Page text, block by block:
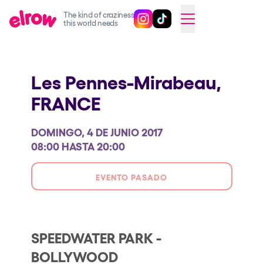
The kind of craziness
this world needs
Sigue @elrowofficial en
Sigue @elrowofficial en
SWITCH TO ENGLISH
elrow Ibiza x [UNVRS] 2026
elrow Town 2026
Snowrow Festival 2026
elrow Island 2026
elrow Shop
Espectáculos
Music
Sostenibilidad
Les Pennes-Mirabeau,
FRANCE
DOMINGO, 4 DE JUNIO 2017
08:00 HASTA 20:00
EVENTO PASADO
SPEEDWATER PARK -
BOLLYWOOD